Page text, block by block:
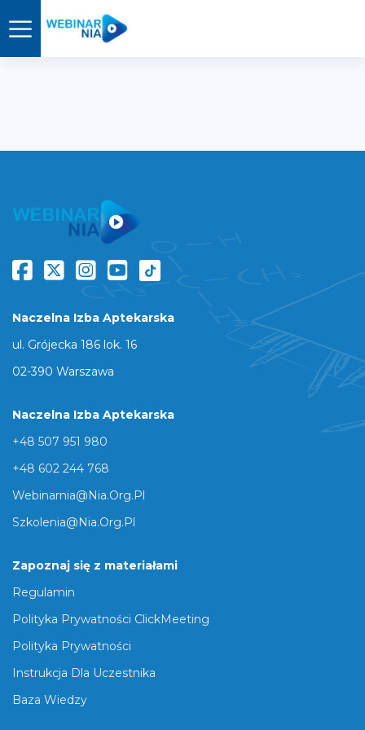
Naczelna Izba Aptekarska
ul. Grójecka 186 lok. 16
02-390 Warszawa
Naczelna Izba Aptekarska
+48 507 951 980
+48 602 244 768
Webinarnia@nia.org.pl
Szkolenia@nia.org.pl
Zapoznaj się z materiałami
Regulamin
Polityka Prywatności ClickMeeting
Polityka Prywatności
Instrukcja Dla Uczestnika
Baza Wiedzy